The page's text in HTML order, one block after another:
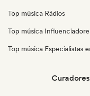
Top música Rádios
Top música
Top música Especialistas